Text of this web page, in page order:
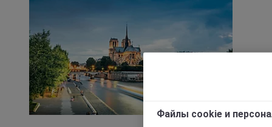
Файлы cookie и